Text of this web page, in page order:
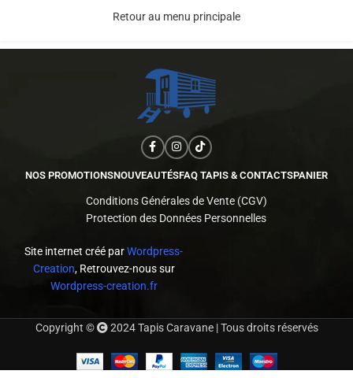
Retour au menu principale
NOS PROMOTIONSNOUVEAUTÉSFAQ TAPIS & CONTACTSPANIER
Conditions Générales de Vente (CGV)
Protection des Données Personnelles
Site internet créé parWordpress-
Creation, Retrouvez-nous sur
Wordpress-creation.fr
Copyright © 2024 Tapis Caravane | Tous droits réservés